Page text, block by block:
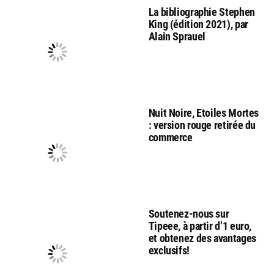
La bibliographie Stephen
King (édition 2021), par
Alain Sprauel
Nuit Noire, Etoiles Mortes
: version rouge retirée du
commerce
Soutenez-nous sur
Tipeee, à partir d’1 euro,
et obtenez des avantages
exclusifs!